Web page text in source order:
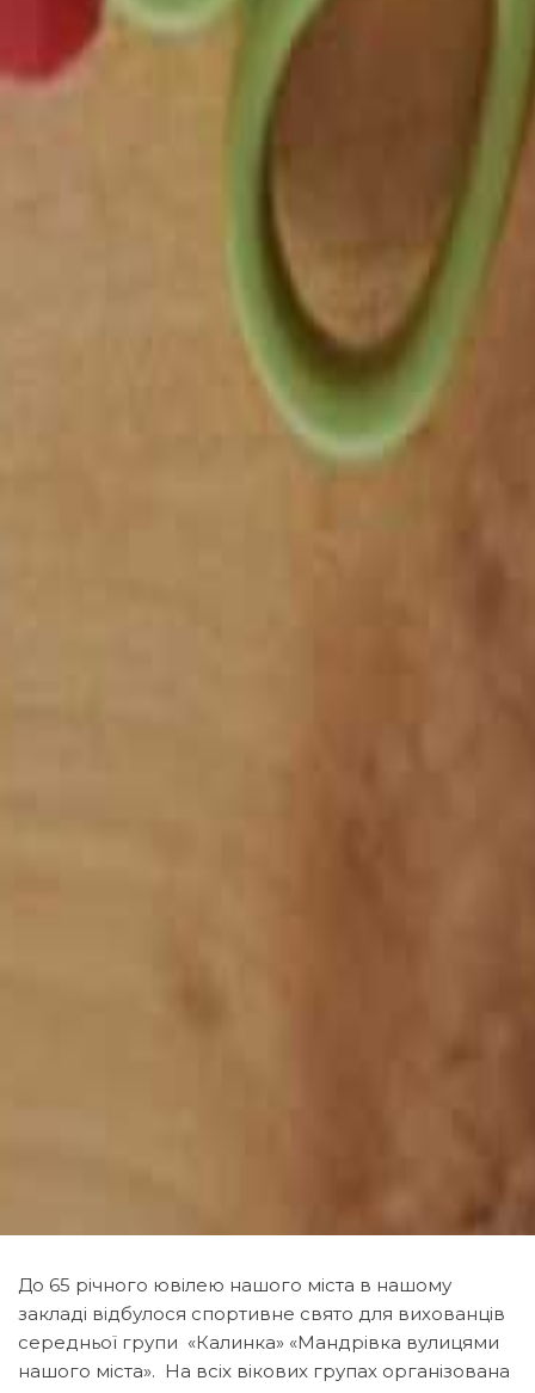
До 65 річного ювілею нашого міста в нашому
закладі відбулося спортивне свято для вихованців
середньої групи «Калинка» «Мандрівка вулицями
нашого міста». На всіх вікових групах організована